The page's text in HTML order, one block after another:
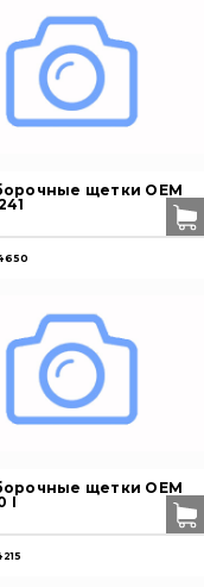
щетки OEM
щетки OEM
I